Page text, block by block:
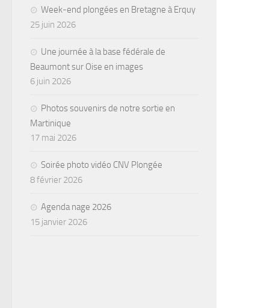
Week-end plongées en Bretagne à Erquy
25 juin 2026
Une journée à la base fédérale de
Beaumont sur Oise en images
6 juin 2026
Photos souvenirs de notre sortie en
Martinique
17 mai 2026
Soirée photo vidéo CNV Plongée
8 février 2026
Agenda nage 2026
15 janvier 2026